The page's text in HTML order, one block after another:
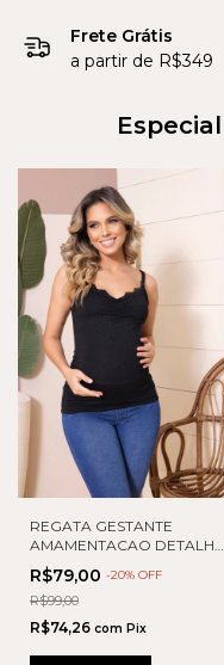
Frete Grátis
a partir de R$349
REGATA GESTANTE
AMAMENTACAO DETALHE
RENDA
R$79,00 -20% OFF
R$99,00
R$74,26 com Pix